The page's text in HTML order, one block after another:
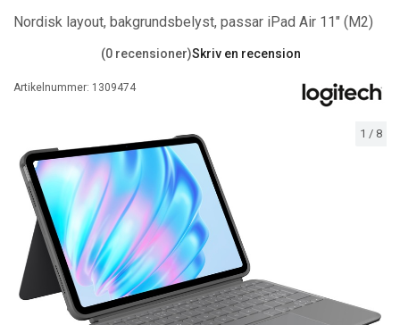
1 / 8
Nordisk layout, bakgrundsbelyst, passar iPad Air 11" (M2)
(0 recensioner)Skriv en recension
Artikelnummer: 1309474